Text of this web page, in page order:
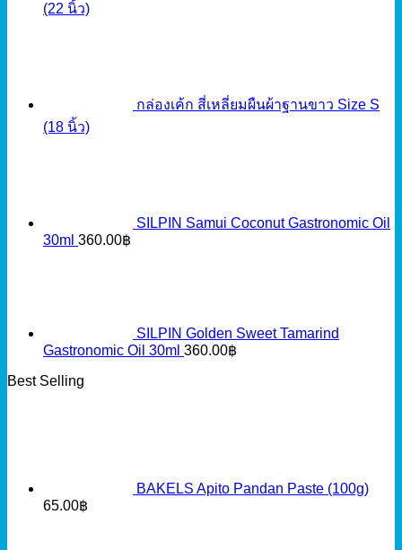
(22 นิ้ว)
กล่องเค้ก สี่เหลี่ยมผืนผ้าฐานขาว Size S
(18 นิ้ว)
SILPIN Samui Coconut Gastronomic Oil
30ml 360.00฿
SILPIN Golden Sweet Tamarind
Gastronomic Oil 30ml 360.00฿
Best Selling
BAKELS Apito Pandan Paste (100g)
65.00฿